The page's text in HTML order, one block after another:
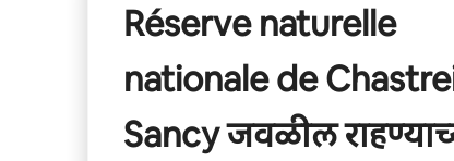
Réserve naturelle
nationale de
Sancy जवळील